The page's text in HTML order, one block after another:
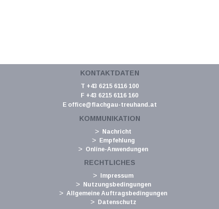
KONTAKTDATEN
T +43 6215 6116 100
F +43 6215 6116 160
E office@flachgau-treuhand.at
KOMMUNIKATION
Nachricht
Empfehlung
Online-Anwendungen
RECHTLICHES
Impressum
Nutzungsbedingungen
Allgemeine Auftragsbedingungen
Datenschutz